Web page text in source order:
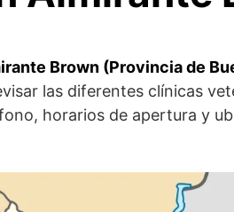
Brown (Provincia de
las diferentes clínicas
horarios de apertura y